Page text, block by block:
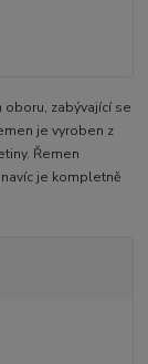
zabývající se
je vyroben z
Řemen
je kompletně